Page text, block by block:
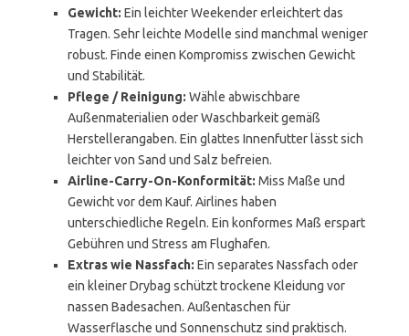
Gewicht: Ein leichter Weekender erleichtert das
Tragen. Sehr leichte Modelle sind manchmal weniger
robust. Finde einen Kompromiss zwischen Gewicht
und Stabilität.
Pflege / Reinigung: Wähle abwischbare
Außenmaterialien oder Waschbarkeit gemäß
Herstellerangaben. Ein glattes Innenfutter lässt sich
leichter von Sand und Salz befreien.
Airline-Carry-On-Konformität: Miss Maße und
Gewicht vor dem Kauf. Airlines haben
unterschiedliche Regeln. Ein konformes Maß erspart
Gebühren und Stress am Flughafen.
Extras wie Nassfach: Ein separates Nassfach oder
ein kleiner Drybag schützt trockene Kleidung vor
nassen Badesachen. Außentaschen für
Wasserflasche und Sonnenschutz sind praktisch.